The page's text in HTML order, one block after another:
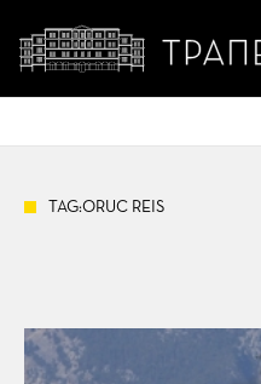
TAG:ORUC REIS